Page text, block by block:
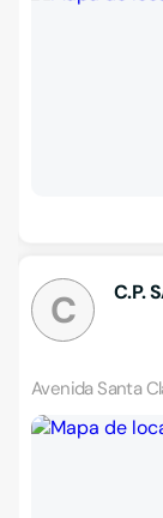
C C.P.
Avenida Santa